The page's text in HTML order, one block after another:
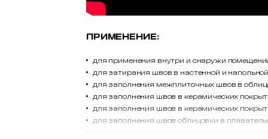
ПРИМЕНЕНИЕ:
для применения внутри и снаружи
для затирания швов в настенной и
для заполнения межплиточных швов в
для заполнения швов в керамических
для заполнения швов в керамических
для заполнения швов облицовки в